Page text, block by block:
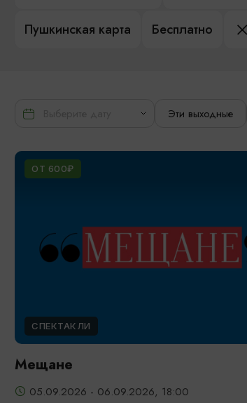
Пушкинская карта Бесплатно
Эти выходные
ОТ 600₽
СПЕКТАКЛИ
Мещане
05.09.2026 - 06.09.2026, 18:00